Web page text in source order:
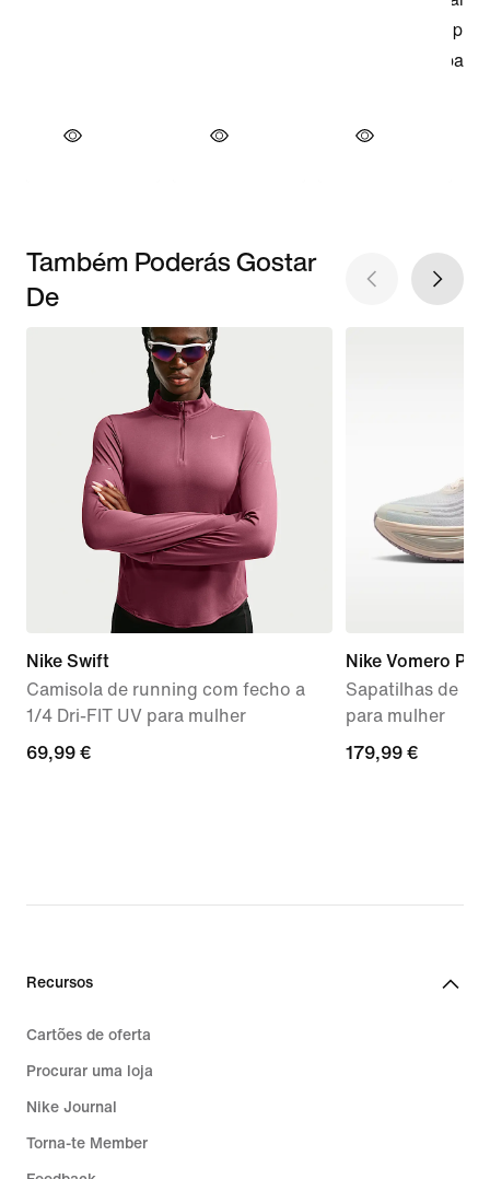
Também Poderás Gostar
De
Nike Swift
Camisola de running com fecho a
1/4 Dri-FIT UV para mulher
69,99
69,99 €
Nike Vomero Plus
Sapatilhas de
para mulher
179,99
179,99 €
Recursos
Cartões de oferta
Procurar uma loja
Nike Journal
Torna-te Member